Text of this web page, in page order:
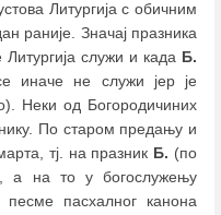
Литургија с обичним
раније. Значај празника
служи и када Б.
иначе не служи јер је
Неки од Богородичиних
По старом предању и
тј. на празник Б. (по
а на то у богослужењу
пасхалног канона